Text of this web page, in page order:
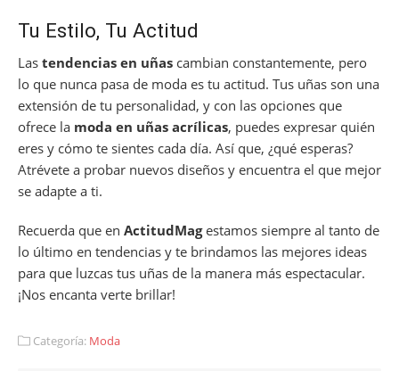
Tu Estilo, Tu Actitud
Las tendencias en uñas cambian constantemente, pero
lo que nunca pasa de moda es tu actitud. Tus uñas son una
extensión de tu personalidad, y con las opciones que
ofrece la moda en uñas acrílicas, puedes expresar quién
eres y cómo te sientes cada día. Así que, ¿qué esperas?
Atrévete a probar nuevos diseños y encuentra el que mejor
se adapte a ti.
Recuerda que en ActitudMagestamos siempre al tanto de
lo último en tendencias y te brindamos las mejores ideas
para que luzcas tus uñas de la manera más espectacular.
¡Nos encanta verte brillar!
Categoría: Moda